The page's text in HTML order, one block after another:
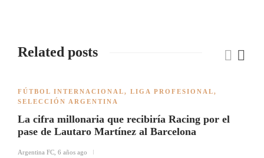
Related posts
FÚTBOL INTERNACIONAL, LIGA PROFESIONAL,
SELECCIÓN ARGENTINA
La cifra millonaria que recibiría Racing por el
pase de Lautaro Martínez al Barcelona
Argentina FC 6 años ago